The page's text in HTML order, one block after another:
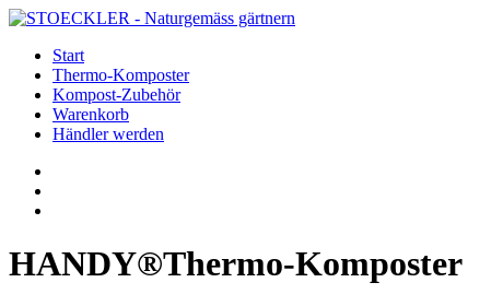
Start
Thermo-Komposter
Kompost-Zubehör
Warenkorb
Händler werden
HANDY®Thermo-Komposter